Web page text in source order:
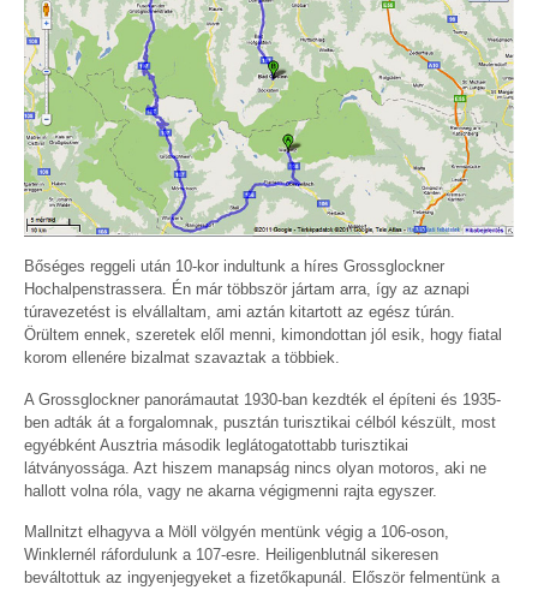
Bőséges reggeli után 10-kor indultunk a híres Grossglockner
Hochalpenstrassera. Én már többször jártam arra, így az aznapi
túravezetést is elvállaltam, ami aztán kitartott az egész túrán.
Örültem ennek, szeretek elől menni, kimondottan jól esik, hogy fiatal
korom ellenére bizalmat szavaztak a többiek.
A Grossglockner panorámautat 1930-ban kezdték el építeni és 1935-
ben adták át a forgalomnak, pusztán turisztikai célból készült, most
egyébként Ausztria második leglátogatottabb turisztikai
látványossága. Azt hiszem manapság nincs olyan motoros, aki ne
hallott volna róla, vagy ne akarna végigmenni rajta egyszer.
Mallnitzt elhagyva a Möll völgyén mentünk végig a 106-oson,
Winklernél ráfordulunk a 107-esre. Heiligenblutnál sikeresen
beváltottuk az ingyenjegyeket a fizetőkapunál. Először felmentünk a